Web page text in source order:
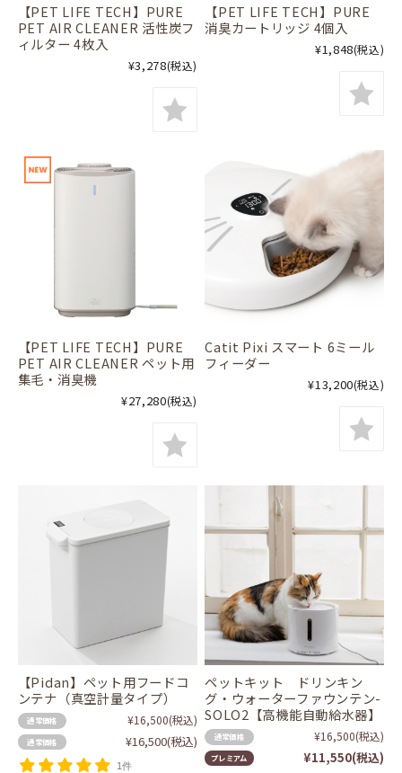
【PET LIFE TECH】PURE
PET AIR CLEANER 活性炭フ
ィルター 4枚入
¥3,278(税込)
【PET LIFE TECH】PURE
消臭カートリッジ 4個入
¥1,848(税込)
【PET LIFE TECH】PURE
PET AIR CLEANER ペット用
集毛・消臭機
¥27,280(税込)
Catit Pixi スマート 6ミール
フィーダー
¥13,200(税込)
【Pidan】ペット用フードコ
ンテナ（真空計量タイプ）
通常価格 ¥16,500(税込)
通常価格 ¥16,500(税込)
1件
ペットキット ドリンキン
グ・ウォーターファウンテン-
SOLO2【高機能自動給水器】
通常価格 ¥16,500(税込)
プレミアム ¥11,550(税込)